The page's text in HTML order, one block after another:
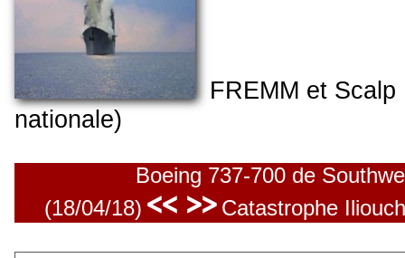
FREMM et Scalp
nationale)
Boeing 737-700 de
(18/04/18) << >> Catastrophe